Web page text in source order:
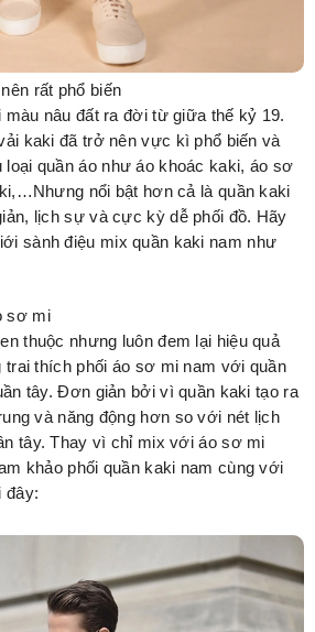
rất phổ biến
màu nâu đất ra đời từ giữa thế kỷ 19.
kaki đã trở nên vực kì phổ biến và
quần áo như áo khoác kaki, áo sơ
nổi bật hơn cả là quần kaki
lịch sự và cực kỳ dễ phối đồ. Hãy
sành điệu mix quần kaki nam như
sơ mi
thuộc nhưng luôn đem lại hiệu quả
trai thích phối áo sơ mi nam với quần
tây. Đơn giản bởi vì quần kaki tạo ra
và năng động hơn so với nét lịch
tây. Thay vì chỉ mix với áo sơ mi
khảo phối quần kaki nam cùng với
đây: